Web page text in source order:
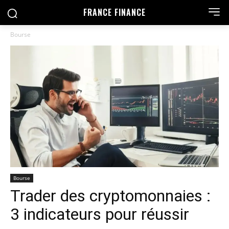
FRANCE FINANCE
Bourse
Bourse
Trader des cryptomonnaies :
3 indicateurs pour réussir